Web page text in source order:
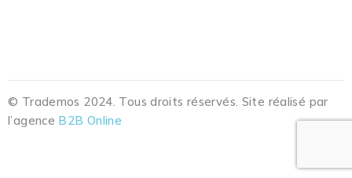
© Trademos 2024. Tous droits réservés. Site réalisé par
l’agence B2B Online